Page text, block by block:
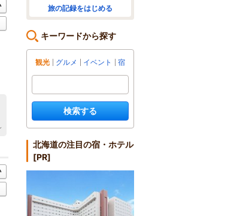
旅の記録をはじめる
キーワードから探す
観光 グルメ イベント 宿
検索する
北海道の注目の宿・ホテル
[PR]